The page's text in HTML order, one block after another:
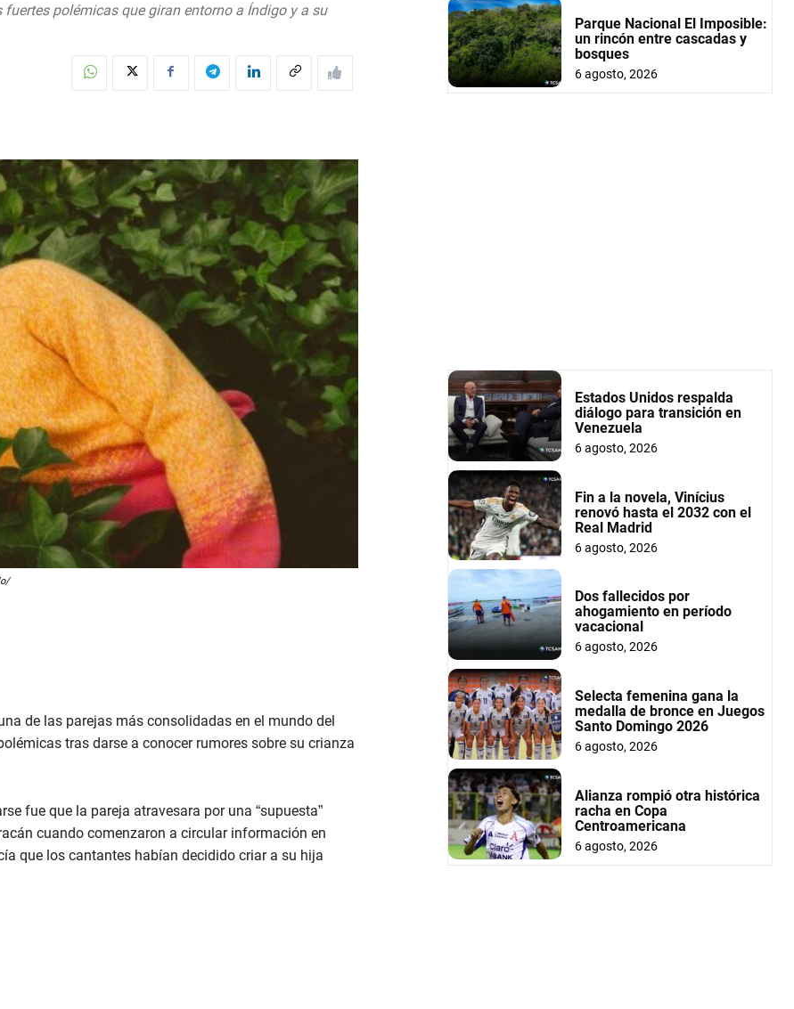
polémicas que giran entorno a Índigo y a su
de las parejas más consolidadas en el mundo del
tras darse a conocer rumores sobre su crianza
fue que la pareja atravesara por una “supuesta”
cuando comenzaron a circular información en
que los cantantes habían decidido criar a su hija
Parque Nacional El Imposible:
un rincón entre cascadas y
bosques
6 agosto, 2026
Estados Unidos respalda
diálogo para transición en
Venezuela
6 agosto, 2026
Fin a la novela, Vinícius
renovó hasta el 2032 con el
Real Madrid
6 agosto, 2026
Dos fallecidos por
ahogamiento en período
vacacional
6 agosto, 2026
Selecta femenina gana la
medalla de bronce en Juegos
Santo Domingo 2026
6 agosto, 2026
Alianza rompió otra histórica
racha en Copa
Centroamericana
6 agosto, 2026